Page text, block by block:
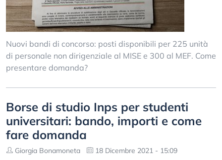
Nuovi bandi di concorso: posti disponibili per 225 unità
di personale non dirigenziale al MISE e 300 al MEF. Come
presentare domanda?
Borse di studio Inps per studenti
universitari: bando, importi e come
fare domanda
Giorgia Bonamoneta 18 Dicembre 2021 - 15:09